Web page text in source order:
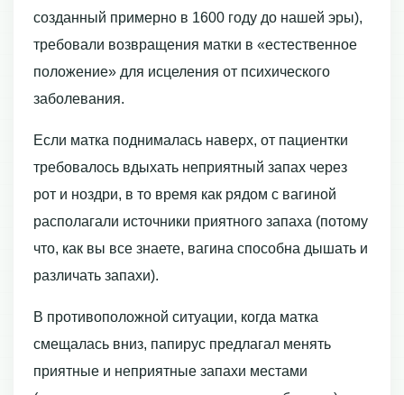
созданный примерно в 1600 году до нашей эры),
требовали возвращения матки в «естественное
положение» для исцеления от психического
заболевания.
Если матка поднималась наверх, от пациентки
требовалось вдыхать неприятный запах через
рот и ноздри, в то время как рядом с вагиной
располагали источники приятного запаха (потому
что, как вы все знаете, вагина способна дышать и
различать запахи).
В противоположной ситуации, когда матка
смещалась вниз, папирус предлагал менять
приятные и неприятные запахи местами